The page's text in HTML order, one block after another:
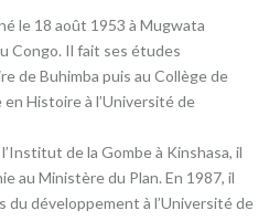
le 18 août 1953 à Mugwata
Congo. Il fait ses études
de Buhimba puis au Collège de
Histoire à l’Université de
de la Gombe à Kinshasa, il
au Ministère du Plan. En 1987, il
développement à l’Université de